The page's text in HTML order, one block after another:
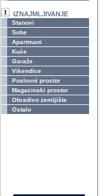
IZNAJMLJIVANJE
Stanovi
Sobe
Apartmani
Kuće
Garaže
Vikendice
Poslovni prostor
Magacinski prostor
Obradivo zemljište
Ostalo